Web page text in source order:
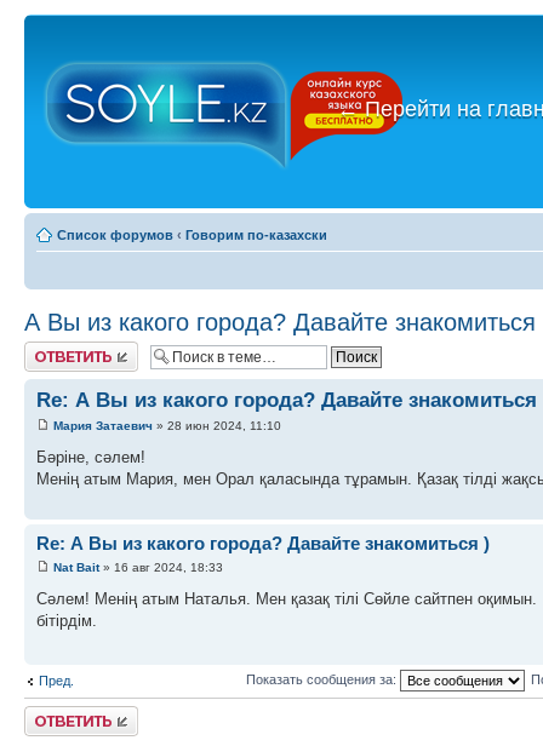
←Перейти на
Список форумов ‹ Говорим по-казахски
А Вы из какого города? Давайте знакомиться
Ответить
Re: А Вы из какого города? Давайте знакомиться
Мария Затаевич » 28 июн 2024, 11:10
Бәріне, сәлем!
Менің атым Мария, мен Орал қаласында тұрамын. Қазақ тілді
Re: А Вы из какого города? Давайте знакомиться )
Nat Bait» 16 авг 2024, 18:33
Сәлем! Менің атым Наталья. Мен қазақ тілі Сөйле сайтпен
бітірдім.
Пред. Показать сообщения за:
Ответить